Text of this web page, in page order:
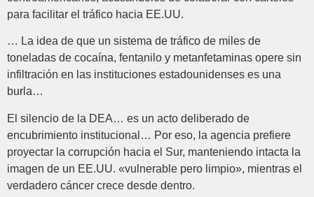
para facilitar el tráfico hacia EE.UU.
… La idea de que un sistema de tráfico de miles de
toneladas de cocaína, fentanilo y metanfetaminas opere sin
infiltración en las instituciones estadounidenses es una
burla…
El silencio de la DEA… es un acto deliberado de
encubrimiento institucional… Por eso, la agencia prefiere
proyectar la corrupción hacia el Sur, manteniendo intacta la
imagen de un EE.UU. «vulnerable pero limpio», mientras el
verdadero cáncer crece desde dentro.